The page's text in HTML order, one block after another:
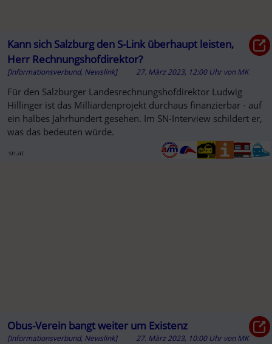
Kann sich Salzburg den S-Link überhaupt leisten,
Herr Rechnungshofdirektor?
[Informationsverbund, Newslink] 27. März 2023, 12:00 Uhr vonMK
Für den Salzburger Landesrechnungshofdirektor Ludwig
Hillinger ist das Milliardenprojekt durchaus finanzierbar - auf
ein halbes Jahrhundert gesehen. Im SN-Interview schildert er,
was das bedeuten würde.
sn.at
Obus-Verein bangt weiter um Existenz
[Informationsverbund, Newslink] 27. März 2023, 10:00 Uhr vonMK